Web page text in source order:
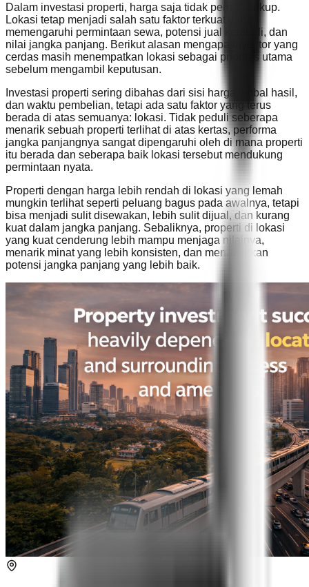
Dalam investasi properti, harga saja tidak pernah cukup.
Lokasi tetap menjadi salah satu faktor terkuat yang
memengaruhi permintaan sewa, potensi jual kembali, dan
nilai jangka panjang. Berikut alasan mengapa investor yang
cerdas masih menempatkan lokasi sebagai prioritas utama
sebelum mengambil keputusan.
Investasi properti sering dibahas dari sisi harga, imbal hasil,
dan waktu pembelian, tetapi ada satu faktor yang terus
berada di atas semuanya: lokasi. Tidak peduli seberapa
menarik sebuah properti terlihat di atas kertas, performa
jangka panjangnya sangat dipengaruhi oleh di mana properti
itu berada dan seberapa baik lokasi tersebut mendukung
permintaan nyata.
Properti dengan harga lebih rendah di lokasi yang lemah
mungkin terlihat seperti peluang bagus pada awalnya, tetapi
bisa menjadi sulit disewakan, lebih sulit dijual, dan kurang
kuat dalam jangka panjang. Sebaliknya, properti di lokasi
yang kuat cenderung lebih mampu menjaga nilainya,
menarik minat yang lebih konsisten, dan menawarkan
potensi jangka panjang yang lebih baik.